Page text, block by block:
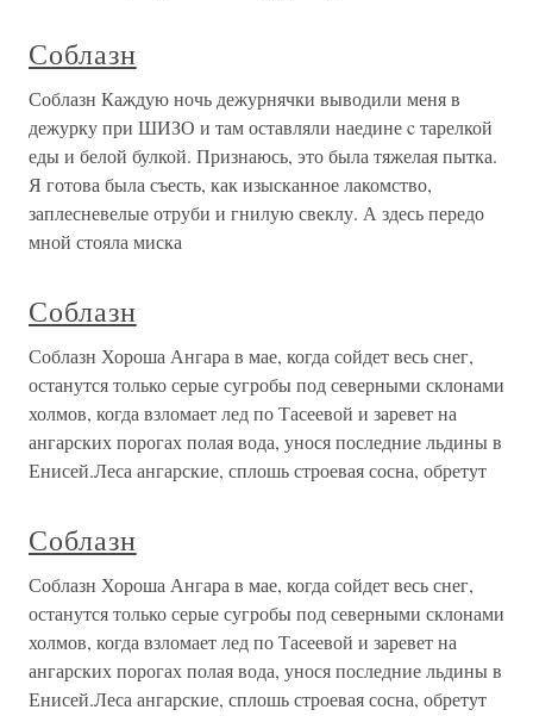
Соблазн
Соблазн Каждую ночь дежурнячки выводили меня в
дежурку при ШИЗО и там оставляли наедине c тарелкой
еды и белой булкой. Признаюсь, это была тяжелая пытка.
Я готова была съесть, как изысканное лакомство,
заплесневелые отруби и гнилую свеклу. А здесь передо
мной стояла миска
Соблазн
Соблазн Хороша Ангара в мае, когда сойдет весь снег,
останутся только серые сугробы под северными склонами
холмов, когда взломает лед по Тасеевой и заревет на
ангарских порогах полая вода, унося последние льдины в
Енисей.Леса ангарские, сплошь строевая сосна, обретут
Соблазн
Соблазн Хороша Ангара в мае, когда сойдет весь снег,
останутся только серые сугробы под северными склонами
холмов, когда взломает лед по Тасеевой и заревет на
ангарских порогах полая вода, унося последние льдины в
Енисей.Леса ангарские, сплошь строевая сосна, обретут